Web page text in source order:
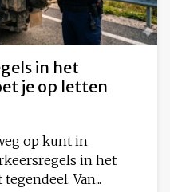
in het
je op letten
op kunt in
in het
Van...